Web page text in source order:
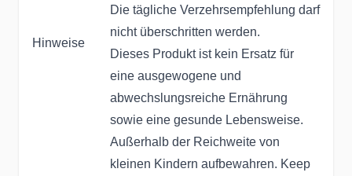
Hinweise
Die tägliche Verzehrsempfehlung darf
nicht überschritten werden.
Dieses Produkt ist kein Ersatz für
eine ausgewogene und
abwechslungsreiche Ernährung
sowie eine gesunde Lebensweise.
Außerhalb der Reichweite von
kleinen Kindern aufbewahren. Keep